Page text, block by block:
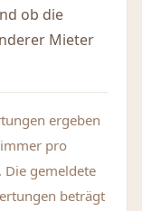
ob die
Mieter
ergeben
pro
Die gemeldete
beträgt